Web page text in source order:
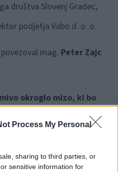
Process My Personal
sharing to third parties, or
sensitive information for
društva Slovenj Gradec;
podjetja Vabo d. o. o.
mag. Peter Zajc
okroglo mizo, ki bo